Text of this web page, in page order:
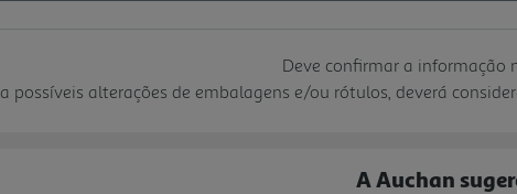
Deve confirmar a informação
possíveis alterações de embalagens e/ou rótulos, deverá
A Auchan